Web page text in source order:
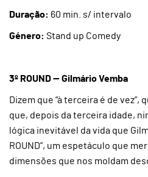
Duração: 60 min. s/ intervalo
Género: Stand up Comedy
3º ROUND — Gilmário Vemba
Dizem que “à terceira é de vez”,
que, depois da terceira idade,
lógica inevitável da vida que
ROUND”, um espetáculo que
dimensões que nos moldam